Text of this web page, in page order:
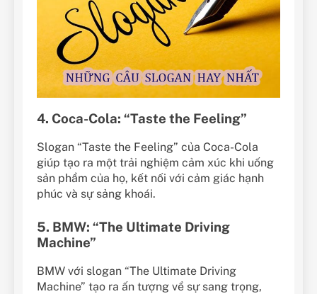
4. Coca-Cola: “Taste the Feeling”
Slogan “Taste the Feeling” của Coca-Cola
giúp tạo ra một trải nghiệm cảm xúc khi uống
sản phẩm của họ, kết nối với cảm giác hạnh
phúc và sự sảng khoái.
5. BMW: “The Ultimate Driving
Machine”
BMW với slogan “The Ultimate Driving
Machine” tạo ra ấn tượng về sự sang trọng,